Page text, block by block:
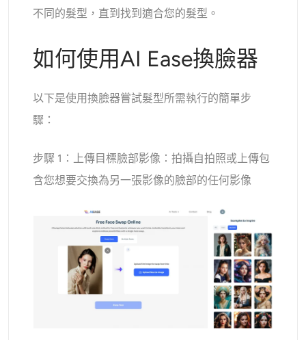
不同的髮型，直到找到適合您的髮型。
如何使用AI Ease換臉器
以下是使用換臉器嘗試髮型所需執行的簡單步
驟：
步驟 1：上傳目標臉部影像：拍攝自拍照或上傳包
含您想要交換為另一張影像的臉部的任何影像